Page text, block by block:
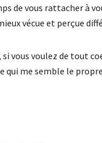
de vous rattacher à
vécue et perçue
si vous voulez de tout
me semble le